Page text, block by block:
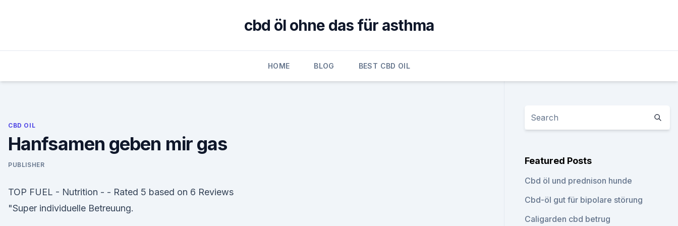
cbd öl ohne das für asthma
HOME BLOG BEST CBD OIL
CBD OIL
Hanfsamen geben mir gas
PUBLISHER
TOP FUEL - Nutrition - - Rated 5 based on 6 Reviews
"Super individuelle Betreuung.
Featured Posts
Cbd öl und prednison hunde
Cbd-öl gut für bipolare störung
Caligarden cbd betrug